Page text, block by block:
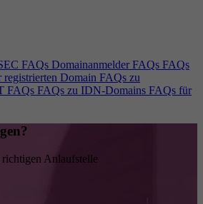
FAQs Domainanmelder FAQs FAQs
registrierten Domain FAQs zu
FAQs FAQs zu IDN-Domains FAQs für
Anlaufstelle